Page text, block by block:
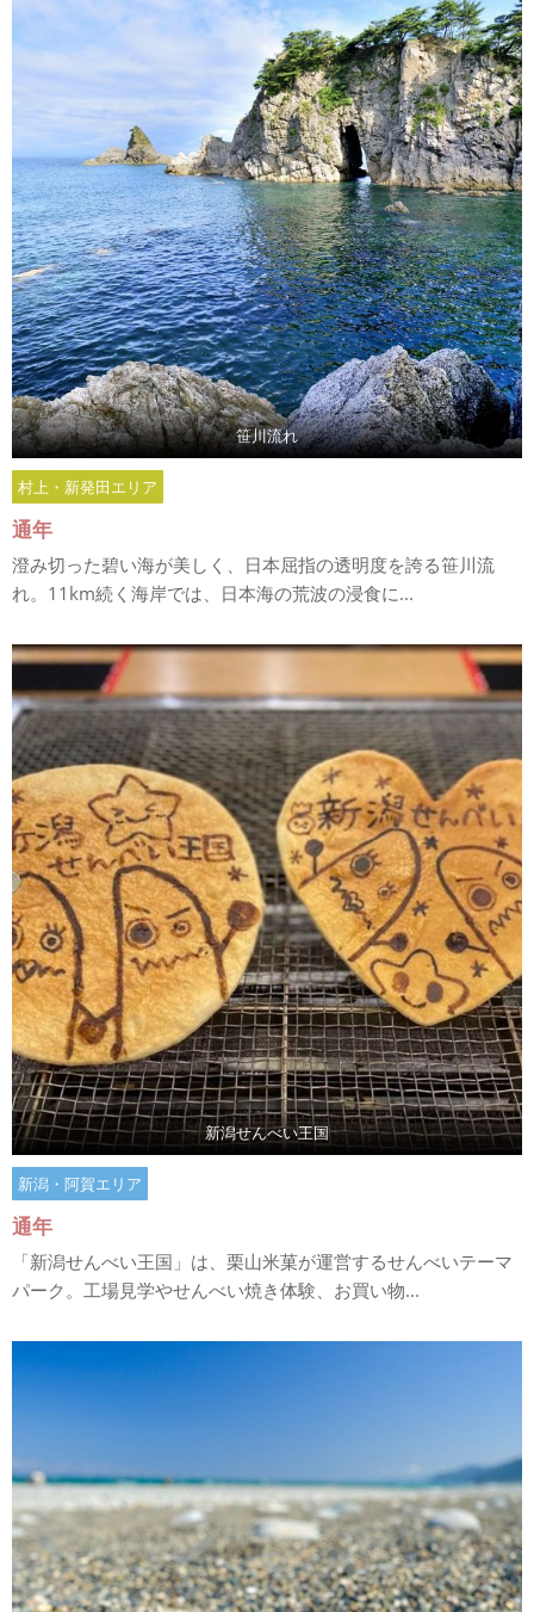
笹川流れ
村上・新発田エリア
通年
澄み切った碧い海が美しく、日本屈指の透明度を誇る笹川流
れ。11km続く海岸では、日本海の荒波の浸食に...
新潟せんべい王国
新潟・阿賀エリア
通年
「新潟せんべい王国」は、栗山米菓が運営するせんべいテーマ
パーク。工場見学やせんべい焼き体験、お買い物...